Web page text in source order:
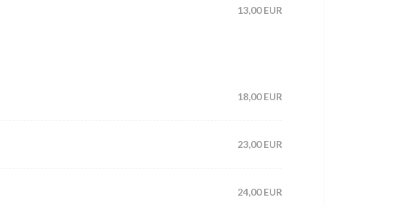
13,00 EUR
18,00 EUR
23,00 EUR
24,00 EUR